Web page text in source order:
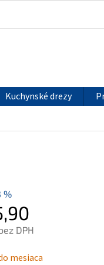
OCHRANY
Kuchynské drezy
%
DPH
mesiaca